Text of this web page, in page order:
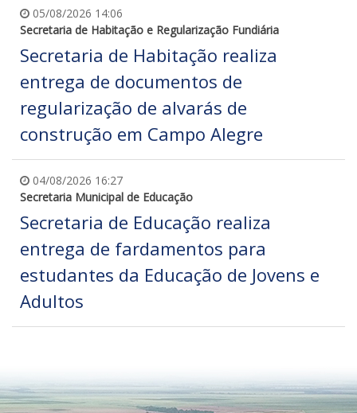
05/08/2026 14:06
Secretaria de Habitação e Regularização Fundiária
Secretaria de Habitação realiza
entrega de documentos de
regularização de alvarás de
construção em Campo Alegre
04/08/2026 16:27
Secretaria Municipal de Educação
Secretaria de Educação realiza
entrega de fardamentos para
estudantes da Educação de Jovens e
Adultos